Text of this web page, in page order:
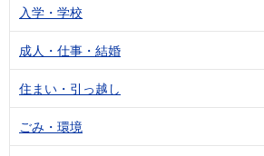
入学・学校
成人・仕事・結婚
住まい・引っ越し
ごみ・環境